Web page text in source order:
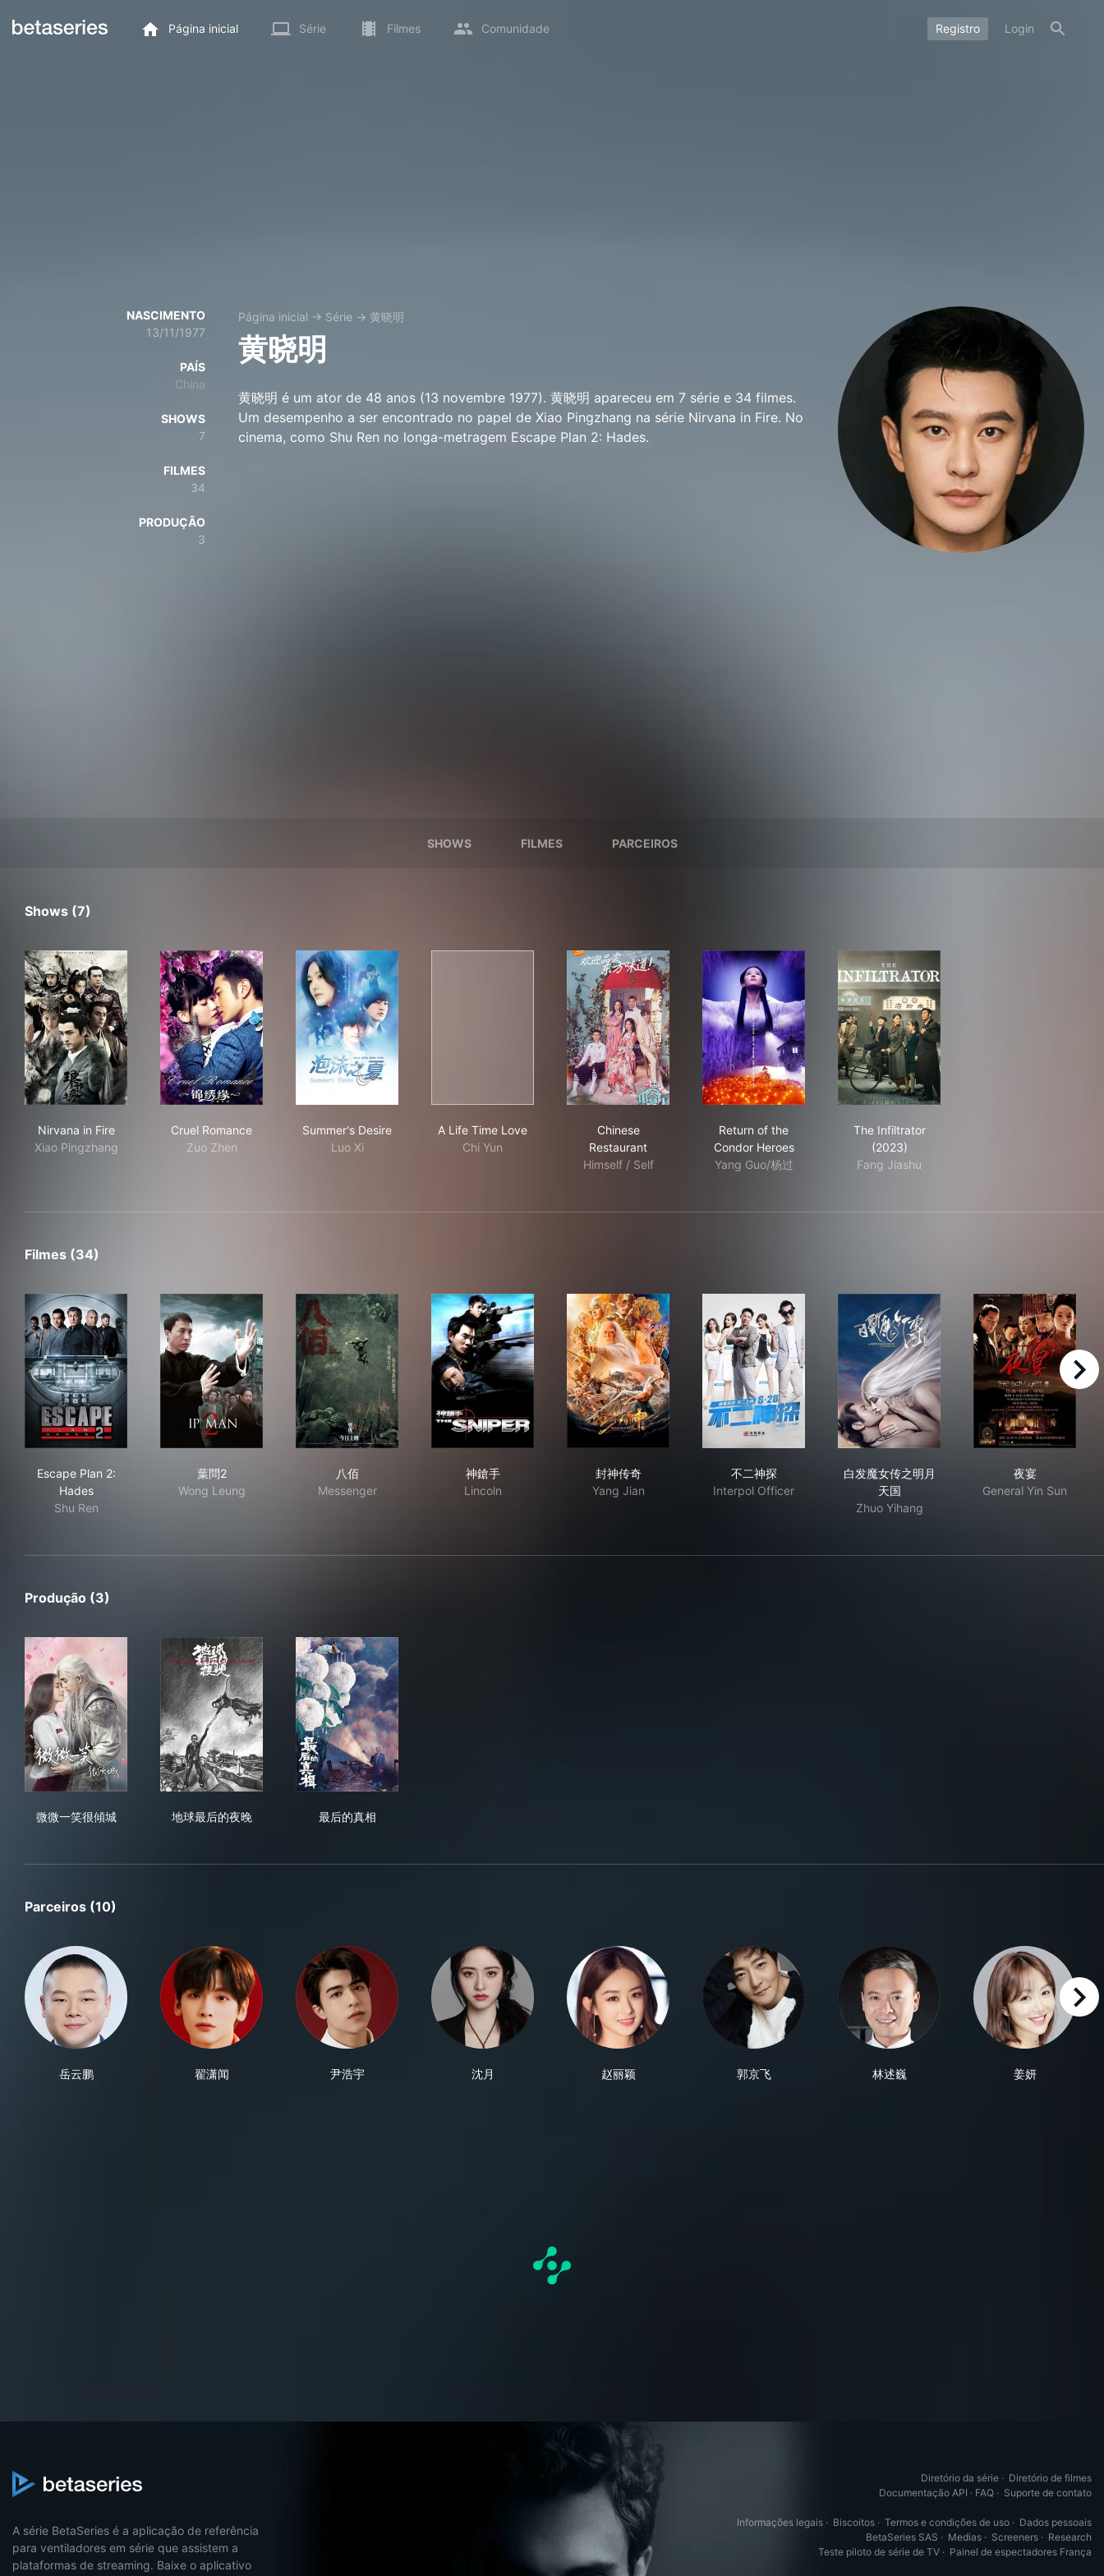
Página inicial Série Filmes Comunidade Registro Login
NASCIMENTO
13/11/1977
PAÍS
China
SHOWS
7
FILMES
34
PRODUÇÃO
3
Página inicial → Série → 黄晓明
黄晓明
黄晓明 é um ator de 48 anos (13 novembre 1977). 黄晓明 apareceu em 7 série e 34 filmes.
Um desempenho a ser encontrado no papel de Xiao Pingzhang na série Nirvana in Fire. No
cinema, como Shu Ren no longa-metragem Escape Plan 2: Hades.
SHOWS FILMES PARCEIROS
Shows (7)
Nirvana in Fire
Xiao Pingzhang
Cruel Romance
Zuo Zhen
Summer's Desire
Luo Xi
A Life Time Love
Chi Yun
Chinese
Restaurant
Himself / Self
Return of the
Condor Heroes
Yang Guo/杨过
The Infiltrator
(2023)
Fang Jiashu
Filmes (34)
Escape Plan 2:
Hades
Shu Ren
葉問2
Wong Leung
八佰
Messenger
神鎗手
Lincoln
封神传奇
Yang Jian
不二神探
Interpol Officer
白发魔女传之明月
天国
Zhuo Yihang
夜宴
General Yin Sun
right
Produção (3)
微微一笑很傾城
地球最后的夜晚
最后的真相
Parceiros (10)
岳云鹏 翟潇闻 尹浩宇 沈月 赵丽颖 郭京飞 林述巍 姜妍
right
A série BetaSeries é a aplicação de referência
para ventiladores em série que assistem a
plataformas de streaming. Baixe o aplicativo
Diretório da série · Diretório de filmes
Documentação API · FAQ · Suporte de contato
Informações legais · Biscoitos · Termos e condições de uso · Dados pessoais
BetaSeries SAS · Medias · Screeners · Research
Teste piloto de série de TV · Painel de espectadores França